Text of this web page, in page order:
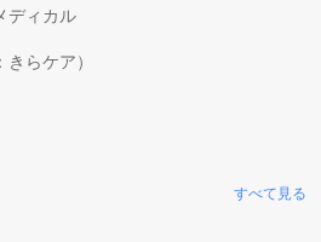
ディカル
らケア）
すべて見る